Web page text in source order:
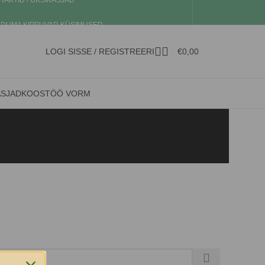
KIPPUVAD KÜSIMUSED
LOGI SISSE / REGISTREERI €0,00
KOOSTÖÖ VORM